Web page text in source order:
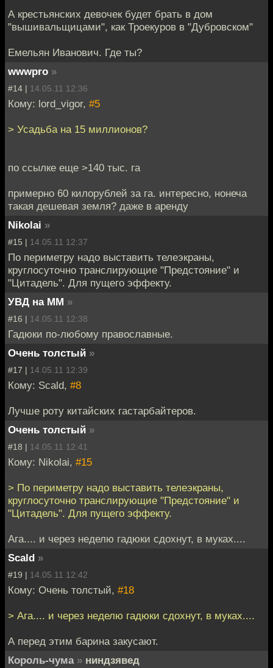
А крестьянских девочек будет брать в дом
"вышивальщицами", как Троекуров в "Дубровском"
Емельян Иванович. Где ты?
wwwpro »
#14 | 14.05.11 12:36
Кому: lord_vigor, #5
> Усадьба на 15 миллионов?
по ссылке еще >140 тыс. га
примерно 60 килорублей за га. интересно, нонеча
такая дешевая земля? даже в аренду
Nikolai »
#15 | 14.05.11 12:37
По периметру надо выставить телеэкраны,
круглосуточно транслирующие "Предстояние" и
"Цитадель". Для пущего эффекту.
УВД на ММ »
#16 | 14.05.11 12:38
Гадюки по-любому православные.
Очень толстый »
#17 | 14.05.11 12:39
Кому: Scald, #8
Лучше роту китайских гастарбайтеров.
Очень толстый »
#18 | 14.05.11 12:41
Кому: Nikolai, #15
> По периметру надо выставить телеэкраны,
круглосуточно транслирующие "Предстояние" и
"Цитадель". Для пущего эффекту.
Ага.... и через неделю гадюки сдохнут, в муках....
Scald »
#19 | 14.05.11 12:42
Кому: Очень толстый, #18
> Ага.... и через неделю гадюки сдохнут, в муках....
А перед этим барина закусают.
Король-чума » ниндзявед